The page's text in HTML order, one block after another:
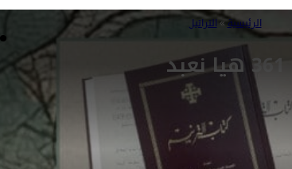
الرئيسية» التراتيل
361 هيا نعبد